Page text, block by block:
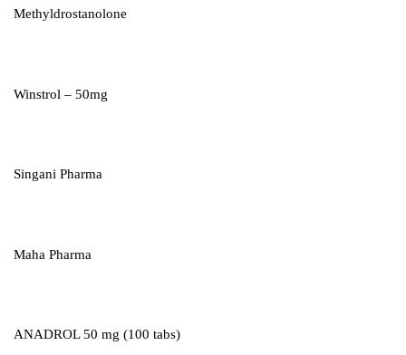
Methyldrostanolone
Winstrol – 50mg
Singani Pharma
Maha Pharma
ANADROL 50 mg (100 tabs)